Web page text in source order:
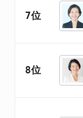
7位
8位